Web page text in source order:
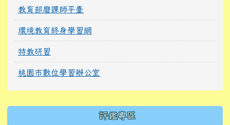
教育部磨課師平臺
環境教育終身學習網
特教研習
桃園市數位學習辦公室
評鑑專區